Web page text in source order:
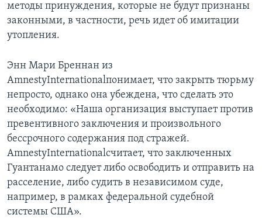
методы принуждения, которые не будут признаны
законными, в частности, речь идет об имитации
утопления.
Энн Мари Бреннан из
AmnestyInternationalпонимает, что закрыть тюрьму
непросто, однако она убеждена, что сделать это
необходимо: «Наша организация выступает против
превентивного заключения и произвольного
бессрочного содержания под стражей.
AmnestyInternationalсчитает, что заключенных
Гуантанамо следует либо освободить и отправить на
расселение, либо судить в независимом суде,
например, в рамках федеральной судебной
системы США».